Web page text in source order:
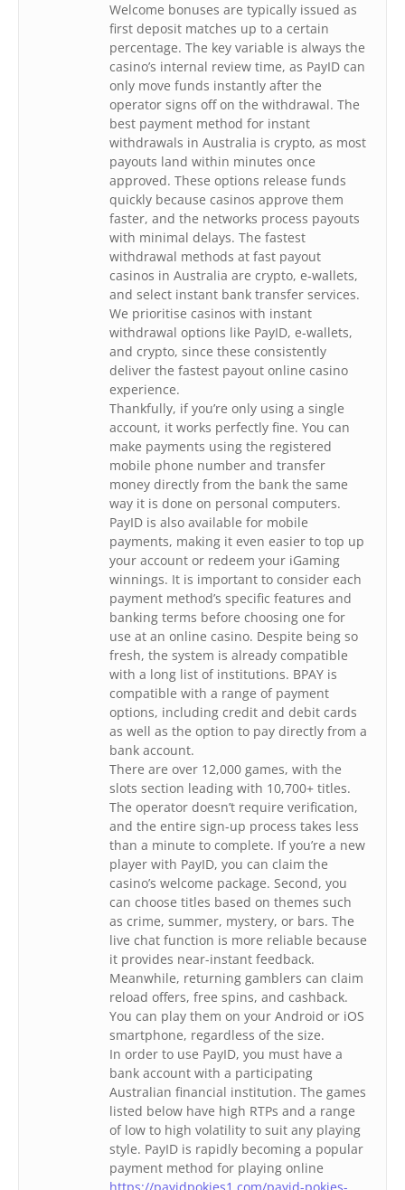
Welcome bonuses are typically issued as
first deposit matches up to a certain
percentage. The key variable is always the
casino’s internal review time, as PayID can
only move funds instantly after the
operator signs off on the withdrawal. The
best payment method for instant
withdrawals in Australia is crypto, as most
payouts land within minutes once
approved. These options release funds
quickly because casinos approve them
faster, and the networks process payouts
with minimal delays. The fastest
withdrawal methods at fast payout
casinos in Australia are crypto, e‑wallets,
and select instant bank transfer services.
We prioritise casinos with instant
withdrawal options like PayID, e‑wallets,
and crypto, since these consistently
deliver the fastest payout online casino
experience.
Thankfully, if you’re only using a single
account, it works perfectly fine. You can
make payments using the registered
mobile phone number and transfer
money directly from the bank the same
way it is done on personal computers.
PayID is also available for mobile
payments, making it even easier to top up
your account or redeem your iGaming
winnings. It is important to consider each
payment method’s specific features and
banking terms before choosing one for
use at an online casino. Despite being so
fresh, the system is already compatible
with a long list of institutions. BPAY is
compatible with a range of payment
options, including credit and debit cards
as well as the option to pay directly from a
bank account.
There are over 12,000 games, with the
slots section leading with 10,700+ titles.
The operator doesn’t require verification,
and the entire sign-up process takes less
than a minute to complete. If you’re a new
player with PayID, you can claim the
casino’s welcome package. Second, you
can choose titles based on themes such
as crime, summer, mystery, or bars. The
live chat function is more reliable because
it provides near-instant feedback.
Meanwhile, returning gamblers can claim
reload offers, free spins, and cashback.
You can play them on your Android or iOS
smartphone, regardless of the size.
In order to use PayID, you must have a
bank account with a participating
Australian financial institution. The games
listed below have high RTPs and a range
of low to high volatility to suit any playing
style. PayID is rapidly becoming a popular
payment method for playing online